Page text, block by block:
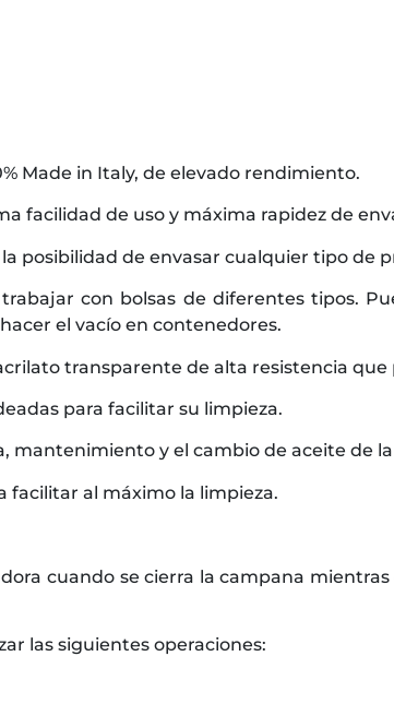
Made in Italy, de elevado rendimiento.
facilidad de uso y máxima rapidez de
posibilidad de envasar cualquier tipo de
con bolsas de diferentes tipos.
el vacío en contenedores.
transparente de alta resistencia que
para facilitar su limpieza.
mantenimiento y el cambio de aceite de
facilitar al máximo la limpieza.
cuando se cierra la campana
las siguientes operaciones: